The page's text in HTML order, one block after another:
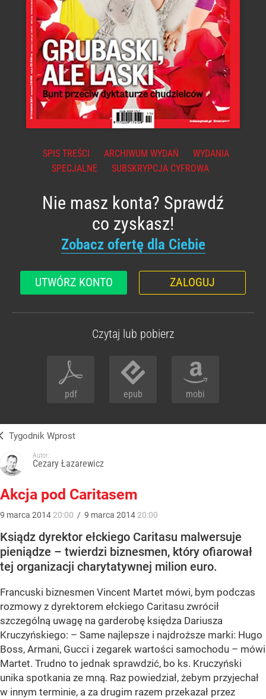
SPIS TREŚCI ARCHIWUM WYDAŃ
WYDANIA
SPECJALNE
SUBSKRYPCJA CYFROWA
Nie masz konta? Sprawdź
co zyskasz!
Zobacz ofertę dla Ciebie
UTWÓRZ KONTO ZALOGUJ
Czytaj lub pobierz
pdf epub mobi
Tygodnik Wprost
Autor:
Cezary Łazarewicz
Akcja pod Caritasem
9 marca 2014 20:00 / 9 marca 2014 20:00
Ksiądz dyrektor ełckiego Caritasu malwersuje
pieniądze – twierdzi biznesmen, który ofiarował
tej organizacji charytatywnej milion euro.
Francuski biznesmen Vincent Martet mówi, bym podczas
rozmowy z dyrektorem ełckiego Caritasu zwrócił
szczególną uwagę na garderobę księdza Dariusza
Kruczyńskiego: – Same najlepsze i najdroższe marki: Hugo
Boss, Armani, Gucci i zegarek wartości samochodu – mówi
Martet. Trudno to jednak sprawdzić, bo ks. Kruczyński
unika spotkania ze mną. Raz powiedział, żebym przyjechał
w innym terminie, a za drugim razem przekazał przez